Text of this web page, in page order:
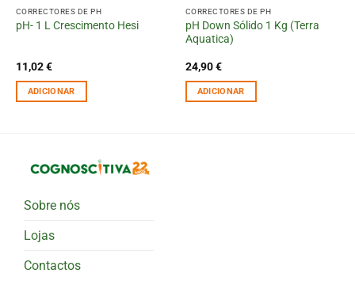
CORRECTORES DE PH
pH- 1 L Crescimento Hesi
11,02€
ADICIONAR
CORRECTORES DE PH
pH Down Sólido 1 Kg (Terra
Aquatica)
24,90€
ADICIONAR
Sobre nós
Lojas
Contactos